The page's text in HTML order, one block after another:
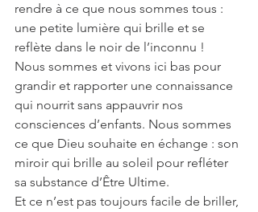
rendre à ce que nous sommes tous :
une petite lumière qui brille et se
reflète dans le noir de l’inconnu !
Nous sommes et vivons ici bas pour
grandir et rapporter une connaissance
qui nourrit sans appauvrir nos
consciences d’enfants. Nous sommes
ce que Dieu souhaite en échange : son
miroir qui brille au soleil pour refléter
sa substance d’Être Ultime.
Et ce n’est pas toujours facile de briller,